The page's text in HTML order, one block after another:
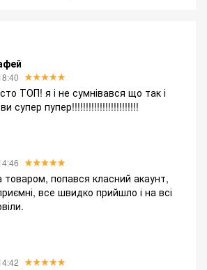
ТОП! я і не сумнівався що так і
супер пупер!!!!!!!!!!!!!!!!!!!!!!!!
попався класний акаунт,
все швидко прийшло і на всі